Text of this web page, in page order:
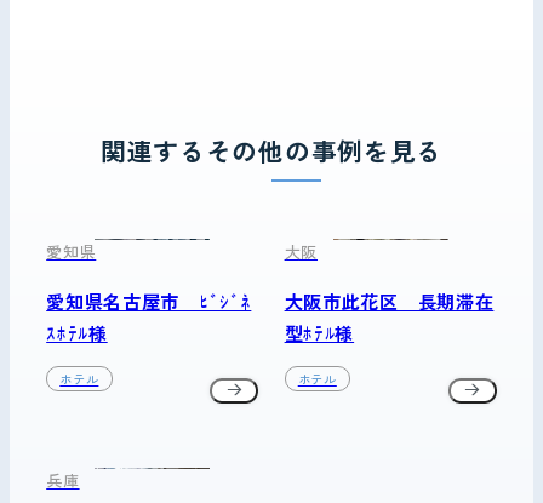
関連するその他の事例を見る
愛知県
愛知県名古屋市 ﾋﾞｼﾞﾈ
ｽﾎﾃﾙ様
ホテル
大阪
大阪市此花区 長期滞在
型ﾎﾃﾙ様
ホテル
兵庫